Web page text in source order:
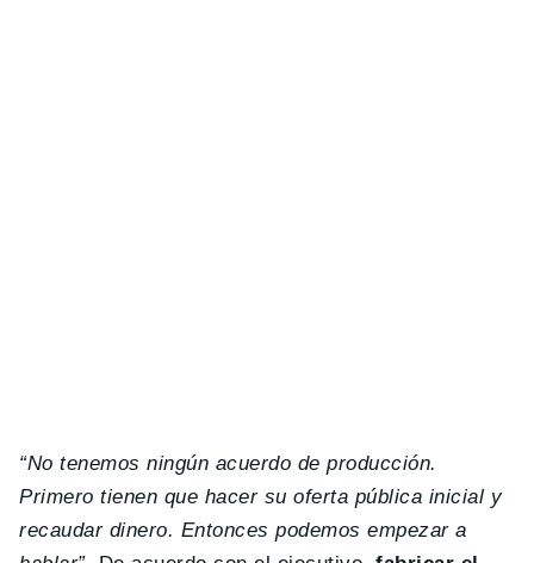
“No tenemos ningún acuerdo de producción.
Primero tienen que hacer su oferta pública inicial y
recaudar dinero. Entonces podemos empezar a